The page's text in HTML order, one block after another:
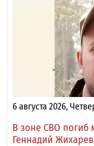
6 августа 2026,
В зоне СВО погиб
Геннадий